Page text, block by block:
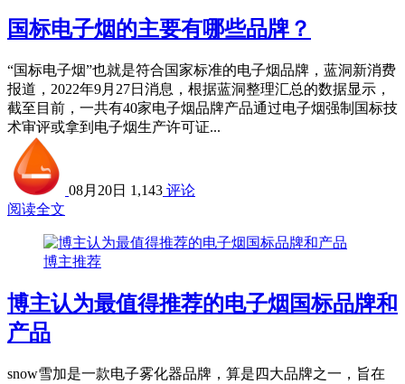
国标电子烟的主要有哪些品牌？
“国标电子烟”也就是符合国家标准的电子烟品牌，蓝洞新消费
报道，2022年9月27日消息，根据蓝洞整理汇总的数据显示，
截至目前，一共有40家电子烟品牌产品通过电子烟强制国标技
术审评或拿到电子烟生产许可证...
08月20日 1,143 评论
阅读全文
博主推荐
博主认为最值得推荐的电子烟国标品牌和
产品
snow雪加是一款电子雾化器品牌，算是四大品牌之一，旨在